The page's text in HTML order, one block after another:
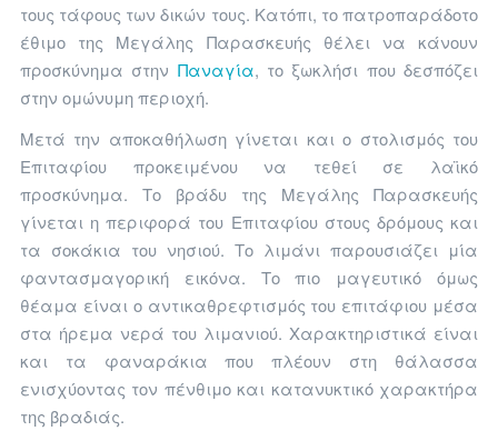
τους τάφους των δικών τους. Κατόπι, το πατροπαράδοτο
έθιμο της Μεγάλης Παρασκευής θέλει να κάνουν
προσκύνημα στην Παναγία, το ξωκλήσι που δεσπόζει
στην ομώνυμη περιοχή.
Μετά την αποκαθήλωση γίνεται και ο στολισμός του
Επιταφίου προκειμένου να τεθεί σε λαϊκό
προσκύνημα. Το βράδυ της Μεγάλης Παρασκευής
γίνεται η περιφορά του Επιταφίου στους δρόμους και
τα σοκάκια του νησιού. Το λιμάνι παρουσιάζει μία
φαντασμαγορική εικόνα. Το πιο μαγευτικό όμως
θέαμα είναι ο αντικαθρεφτισμός του επιτάφιου μέσα
στα ήρεμα νερά του λιμανιού. Χαρακτηριστικά είναι
και τα φαναράκια που πλέουν στη θάλασσα
ενισχύοντας τον πένθιμο και κατανυκτικό χαρακτήρα
της βραδιάς.